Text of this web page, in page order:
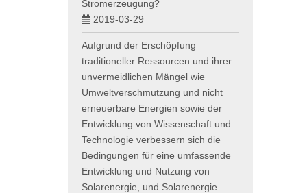
Stromerzeugung?
2019-03-29
Aufgrund der Erschöpfung
traditioneller Ressourcen und ihrer
unvermeidlichen Mängel wie
Umweltverschmutzung und nicht
erneuerbare Energien sowie der
Entwicklung von Wissenschaft und
Technologie verbessern sich die
Bedingungen für eine umfassende
Entwicklung und Nutzung von
Solarenergie, und Solarenergie